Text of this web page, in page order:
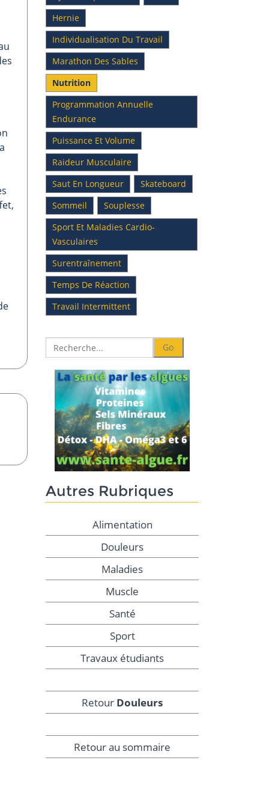
Hernie
Individualisation Du Travail
Marathon Des Sables
Nutrition
Programmation Annuelle
Endurance
Puissance Et Volume
Raideur Musculaire
Saut En Longueur
Skateboard
Sommeil
Souplesse
Sport Et Maladies Cardio-
Vasculaires
Surentraînement
Temps De Réaction
Travail Intermittent
Autres Rubriques
Alimentation
Douleurs
Maladies
Muscle
Santé
Sport
Travaux étudiants
Retour Douleurs
Retour au sommaire